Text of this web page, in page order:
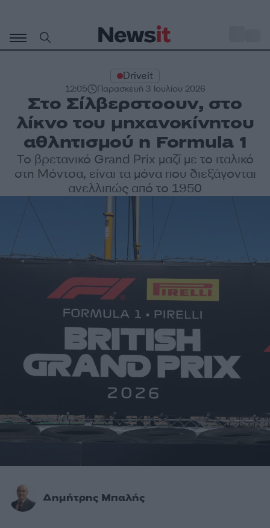
περιεχόμενο
Driveit
12:05 Παρασκευή 3 Ιουλίου 2026
Στο Σίλβερστοουν, στο
λίκνο του μηχανοκίνητου
αθλητισμού η Formula 1
Το βρετανικό Grand Prix μαζί με το ιταλικό
στη Μόντσα, είναι τα μόνα που διεξάγονται
ανελλιπώς από το 1950
Δημήτρης Μπαλής